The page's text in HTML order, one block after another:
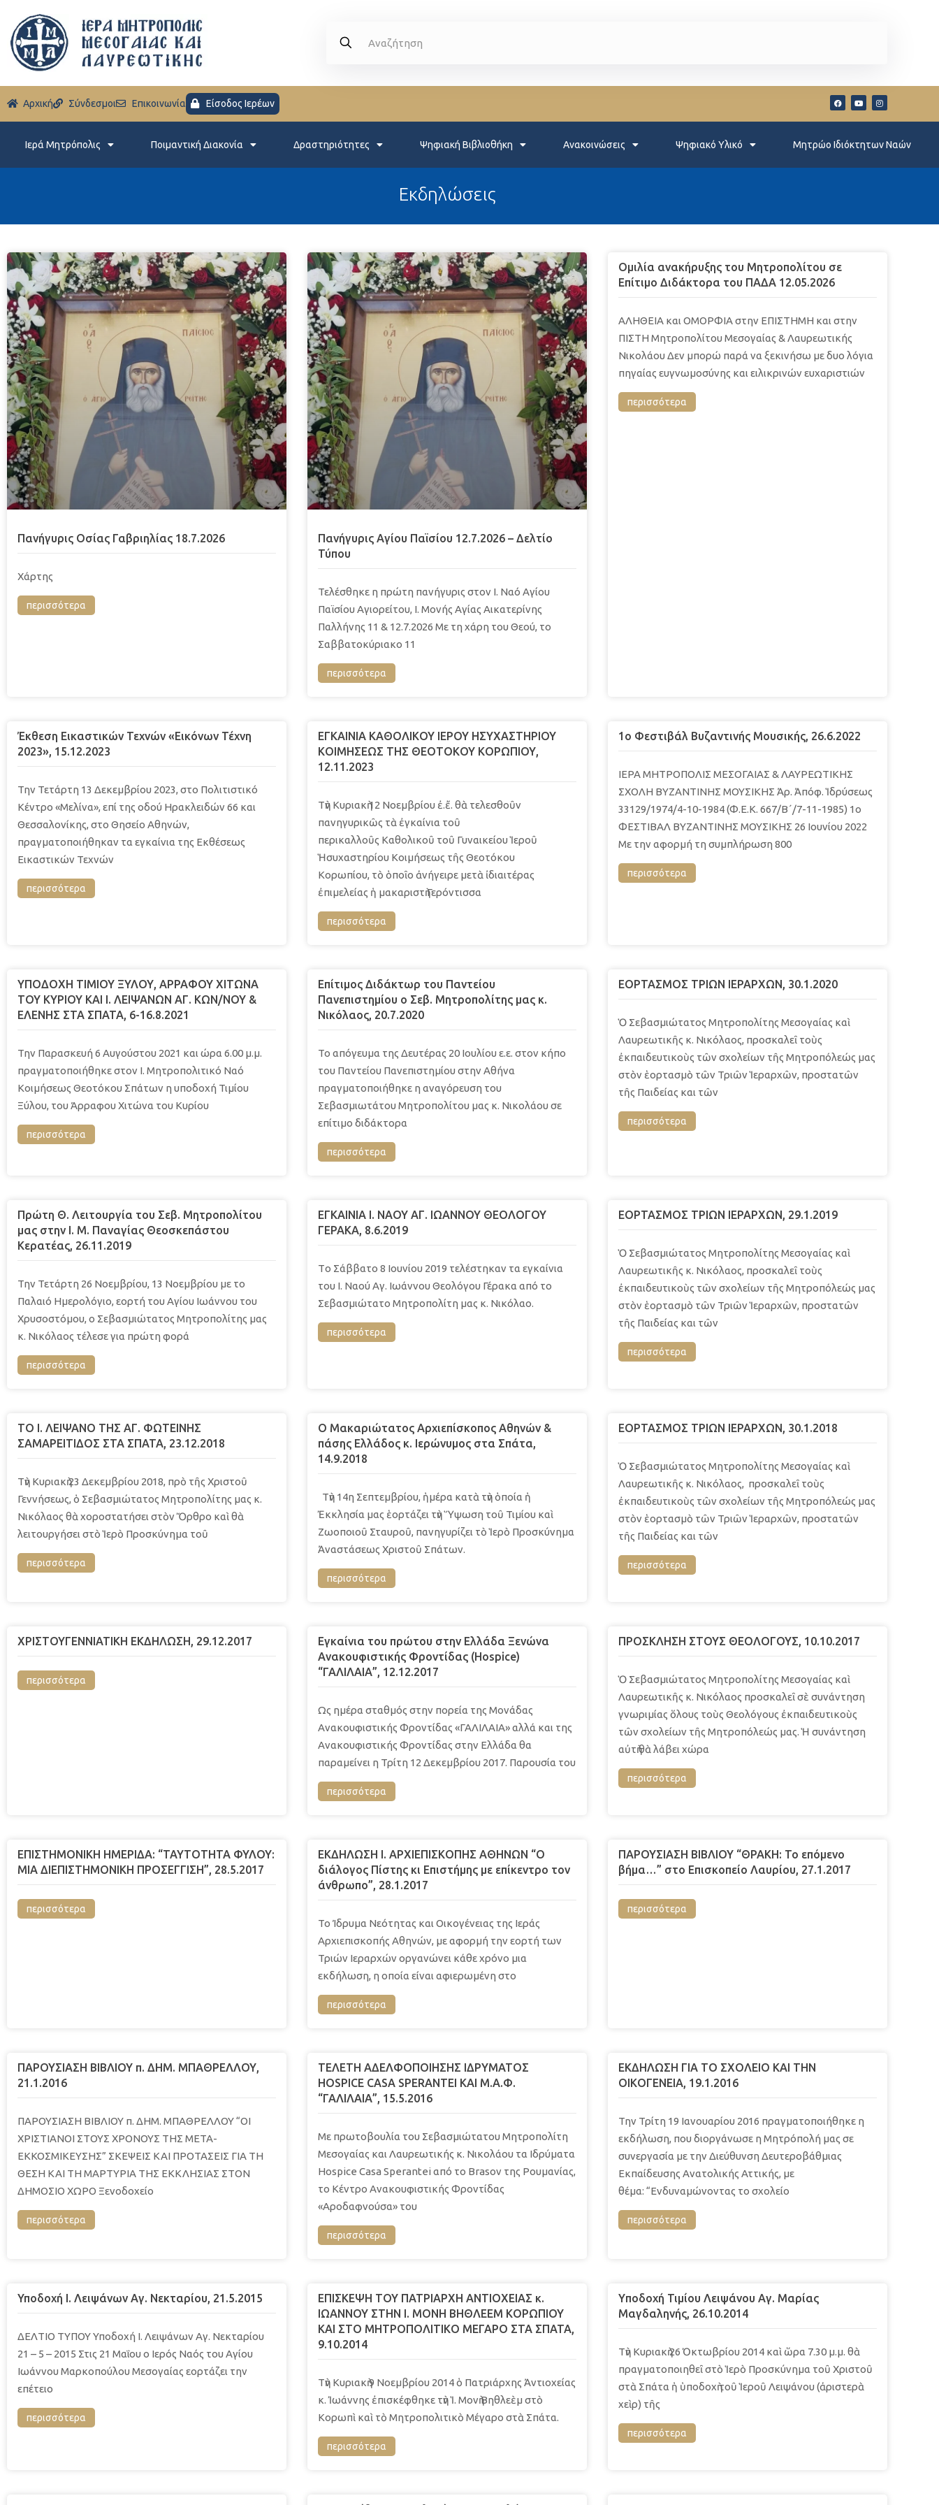
Aρχική Σύνδεσμοι Eπικοινωνία Είσοδος Ιερέων
Ιερά Μητρόπολις Ποιμαντική Διακονία Δραστηριότητες Ψηφιακή Βιβλιοθήκη Ανακοινώσεις Ψηφιακό Υλικό Μητρώο Ιδιόκτητων Ναών
Εκδηλώσεις
Πανήγυρις Οσίας Γαβριηλίας 18.7.2026
Χάρτης
περισσότερα
Πανήγυρις Αγίου Παϊσίου 12.7.2026 – Δελτίο
Τύπου
Τελέσθηκε η πρώτη πανήγυρις στον Ι. Ναό Αγίου
Παϊσίου Αγιορείτου, Ι. Μονής Αγίας Αικατερίνης
Παλλήνης 11 & 12.7.2026 Με τη χάρη του Θεού, το
Σαββατοκύριακο 11
περισσότερα
Ομιλία ανακήρυξης του Μητροπολίτου σε
Επίτιμο Διδάκτορα του ΠΑΔΑ 12.05.2026
ΑΛΗΘΕΙΑ και ΟΜΟΡΦΙΑ στην ΕΠΙΣΤΗΜΗ και στην
ΠΙΣΤΗ Μητροπολίτου Μεσογαίας & Λαυρεωτικής
Νικολάου Δεν μπορώ παρά να ξεκινήσω με δυο λόγια
πηγαίας ευγνωμοσύ­νης και ειλικρινών ευχαριστιών
περισσότερα
Έκθεση Εικαστικών Τεχνών «Εικόνων Τέχνη
2023», 15.12.2023
Την Τετάρτη 13 Δεκεμβρίου 2023, στο Πολιτιστικό
Κέντρο «Μελίνα», επί της οδού Ηρακλειδών 66 και
Θεσσαλονίκης, στο Θησείο Αθηνών,
πραγματοποιήθηκαν τα εγκαίνια της Εκθέσεως
Εικαστικών Τεχνών
περισσότερα
ΕΓΚΑΙΝΙΑ ΚΑΘΟΛΙΚΟΥ ΙΕΡΟΥ ΗΣΥΧΑΣΤΗΡΙΟΥ
ΚΟΙΜΗΣΕΩΣ ΤΗΣ ΘΕΟΤΟΚΟΥ ΚΟΡΩΠΙΟΥ,
12.11.2023
Τὴν Κυριακὴ 12 Νοεμβρίου ἐ.ἔ. θὰ τελεσθοῦν
πανηγυρικῶς τὰ ἐγκαίνια τοῦ
περικαλλοῦς Καθολικοῦ τοῦ Γυναικείου Ἱεροῦ
Ἡσυχαστηρίου Κοιμήσεως τῆς Θεοτόκου
Κορωπίου, τὸ ὁποῖο ἀνήγειρε μετὰ ἰδιαιτέρας
ἐπιμελείας ἡ μακαριστὴ Γερόντισσα
περισσότερα
1o Φεστιβάλ Βυζαντινής Μουσικής, 26.6.2022
ΙΕΡΑ ΜΗΤΡΟΠΟΛΙΣ ΜΕΣΟΓΑΙΑΣ & ΛΑΥΡΕΩΤΙΚΗΣ
ΣΧΟΛΗ ΒΥΖΑΝΤΙΝΗΣ ΜΟΥΣΙΚΗΣ Ἀρ. Ἀπόφ. Ἱδρύσεως
33129/1974/4-10-1984 (Φ.Ε.Κ. 667/Β´/7-11-1985) 1o
ΦΕΣΤΙΒΑΛ ΒΥΖΑΝΤΙΝΗΣ ΜΟΥΣΙΚΗΣ 26 Ιουνίου 2022
Με την αφορμή τη συμπλήρωση 800
περισσότερα
ΥΠΟΔΟΧΗ ΤΙΜΙΟΥ ΞΥΛΟΥ, ΑΡΡΑΦΟΥ ΧΙΤΩΝΑ
ΤΟΥ ΚΥΡΙΟΥ ΚΑΙ Ι. ΛΕΙΨΑΝΩΝ ΑΓ. ΚΩΝ/ΝΟΥ &
ΕΛΕΝΗΣ ΣΤΑ ΣΠΑΤΑ, 6-16.8.2021
Την Παρασκευή 6 Αυγούστου 2021 και ώρα 6.00 μ.μ.
πραγματοποιήθηκε στον Ι. Μητροπολιτικό Ναό
Κοιμήσεως Θεοτόκου Σπάτων η υποδοχή Τιμίου
Ξύλου, του Άρραφου Χιτώνα του Κυρίου
περισσότερα
Επίτιμος Διδάκτωρ του Παντείου
Πανεπιστημίου ο Σεβ. Μητροπολίτης μας κ.
Νικόλαος, 20.7.2020
Το απόγευμα της Δευτέρας 20 Ιουλίου ε.ε. στον κήπο
του Παντείου Πανεπιστημίου στην Αθήνα
πραγματοποιήθηκε η αναγόρευση του
Σεβασμιωτάτου Μητροπολίτου μας κ. Νικολάου σε
επίτιμο διδάκτορα
περισσότερα
ΕΟΡΤΑΣΜΟΣ ΤΡΙΩΝ ΙΕΡΑΡΧΩΝ, 30.1.2020
Ὁ Σεβασμιώτατος Μητροπολίτης Μεσογαίας καὶ
Λαυρεωτικῆς κ. Νικόλαος, προσκαλεῖ τοὺς
ἐκπαιδευτικοὺς τῶν σχολείων τῆς Μητροπόλεώς μας
στὸν ἑορτασμὸ τῶν Τριῶν Ἱεραρχῶν, προστατῶν
τῆς Παιδείας και τῶν
περισσότερα
Πρώτη Θ. Λειτουργία του Σεβ. Μητροπολίτου
μας στην Ι. Μ. Παναγίας Θεοσκεπάστου
Κερατέας, 26.11.2019
Την Τετάρτη 26 Νοεμβρίου, 13 Νοεμβρίου με το
Παλαιό Ημερολόγιο, εορτή του Αγίου Ιωάννου του
Χρυσοστόμου, ο Σεβασμιώτατος Μητροπολίτης μας
κ. Νικόλαος τέλεσε για πρώτη φορά
περισσότερα
EΓΚΑΙΝΙΑ Ι. ΝΑΟΥ ΑΓ. ΙΩΑΝΝΟΥ ΘΕΟΛΟΓΟΥ
ΓΕΡΑΚΑ, 8.6.2019
Τo Σάββατο 8 Ιουνίου 2019 τελέστηκαν τα εγκαίνια
του Ι. Ναού Αγ. Ιωάννου Θεολόγου Γέρακα από το
Σεβασμιώτατο Μητροπολίτη μας κ. Νικόλαο.
περισσότερα
ΕΟΡΤΑΣΜΟΣ ΤΡΙΩΝ ΙΕΡΑΡΧΩΝ, 29.1.2019
Ὁ Σεβασμιώτατος Μητροπολίτης Μεσογαίας καὶ
Λαυρεωτικῆς κ. Νικόλαος, προσκαλεῖ τοὺς
ἐκπαιδευτικοὺς τῶν σχολείων τῆς Μητροπόλεώς μας
στὸν ἑορτασμὸ τῶν Τριῶν Ἱεραρχῶν, προστατῶν
τῆς Παιδείας και τῶν
περισσότερα
ΤΟ Ι. ΛΕΙΨΑΝΟ ΤΗΣ ΑΓ. ΦΩΤΕΙΝΗΣ
ΣΑΜΑΡΕΙΤΙΔΟΣ ΣΤΑ ΣΠΑΤΑ, 23.12.2018
Τὴν Κυριακὴ 23 Δεκεμβρίου 2018, πρὸ τῆς Χριστοῦ
Γεννήσεως, ὁ Σεβασμιώτατος Μητροπολίτης μας κ.
Νικόλαος θὰ χοροστατήσει στὸν Ὄρθρο καὶ θὰ
λειτουργήσει στὸ Ἱερὸ Προσκύνημα τοῦ
περισσότερα
Ο Μακαριώτατος Αρχιεπίσκοπος Αθηνών &
πάσης Ελλάδος κ. Ιερώνυμος στα Σπάτα,
14.9.2018
Τὴν 14η Σεπτεμβρίου, ἡμέρα κατὰ τὴν ὁποία ἡ
Ἐκκλησία μας ἑορτάζει τὴν Ὕψωση τοῦ Τιμίου καὶ
Ζωοποιοῦ Σταυροῦ, πανηγυρίζει τὸ Ἱερὸ Προσκύνημα
Ἀναστάσεως Χριστοῦ Σπάτων.
περισσότερα
ΕΟΡΤΑΣΜΟΣ ΤΡΙΩΝ ΙΕΡΑΡΧΩΝ, 30.1.2018
Ὁ Σεβασμιώτατος Μητροπολίτης Μεσογαίας καὶ
Λαυρεωτικῆς κ. Νικόλαος, προσκαλεῖ τοὺς
ἐκπαιδευτικοὺς τῶν σχολείων τῆς Μητροπόλεώς μας
στὸν ἑορτασμὸ τῶν Τριῶν Ἱεραρχῶν, προστατῶν
τῆς Παιδείας και τῶν
περισσότερα
ΧΡΙΣΤΟΥΓΕΝΝΙΑΤΙΚΗ ΕΚΔΗΛΩΣΗ, 29.12.2017
περισσότερα
Εγκαίνια του πρώτου στην Ελλάδα Ξενώνα
Ανακουφιστικής Φροντίδας (Hospice)
“ΓΑΛΙΛΑΙΑ”, 12.12.2017
Ως ημέρα σταθμός στην πορεία της Μονάδας
Ανακουφιστικής Φροντίδας «ΓΑΛΙΛΑΙΑ» αλλά και της
Ανακουφιστικής Φροντίδας στην Ελλάδα θα
παραμείνει η Τρίτη 12 Δεκεμβρίου 2017. Παρουσία του
περισσότερα
ΠΡΟΣΚΛΗΣΗ ΣΤΟΥΣ ΘΕΟΛΟΓΟΥΣ, 10.10.2017
Ὁ Σεβασμιώτατος Μητροπολίτης Μεσογαίας καὶ
Λαυρεωτικῆς κ. Νικόλαος προσκαλεῖ σὲ συνάντηση
γνωριμίας ὅλους τοὺς Θεολόγους ἐκπαιδευτικοὺς
τῶν σχολείων τῆς Μητροπόλεώς μας. Ἡ συνάντηση
αὐτὴ θὰ λάβει χώρα
περισσότερα
ΕΠΙΣΤΗΜΟΝΙΚΗ HMEΡΙΔΑ: “ΤΑΥΤΟΤΗΤΑ ΦΥΛΟΥ:
ΜΙΑ ΔΙΕΠΙΣΤΗΜΟΝΙΚΗ ΠΡΟΣΕΓΓΙΣΗ”, 28.5.2017
περισσότερα
ΕΚΔΗΛΩΣΗ Ι. ΑΡΧΙΕΠΙΣΚΟΠΗΣ ΑΘΗΝΩΝ “Ο
διάλογος Πίστης κι Επιστήμης με επίκεντρο τον
άνθρωπο”, 28.1.2017
Το Ίδρυμα Νεότητας και Οικογένειας της Ιεράς
Αρχιεπισκοπής Αθηνών, με αφορμή την εορτή των
Τριών Ιεραρχών οργανώνει κάθε χρόνο μια
εκδήλωση, η οποία είναι αφιερωμένη στο
περισσότερα
ΠΑΡΟΥΣΙΑΣΗ ΒΙΒΛΙΟΥ “ΘΡΑΚΗ: Το επόμενο
βήμα…” στο Επισκοπείο Λαυρίου, 27.1.2017
περισσότερα
ΠΑΡΟΥΣΙΑΣΗ ΒΙΒΛΙΟΥ π. ΔΗΜ. ΜΠΑΘΡΕΛΛΟΥ,
21.1.2016
ΠΑΡΟΥΣΙΑΣΗ ΒΙΒΛΙΟΥ π. ΔΗΜ. ΜΠΑΘΡΕΛΛΟΥ “ΟΙ
ΧΡΙΣΤΙΑΝΟΙ ΣΤΟΥΣ ΧΡΟΝΟΥΣ ΤΗΣ ΜΕΤΑ-
ΕΚΚΟΣΜΙΚΕΥΣΗΣ” ΣΚΕΨΕΙΣ ΚΑΙ ΠΡΟΤΑΣΕΙΣ ΓΙΑ ΤΗ
ΘΕΣΗ ΚΑΙ ΤΗ ΜΑΡΤΥΡΙΑ ΤΗΣ ΕΚΚΛΗΣΙΑΣ ΣΤΟΝ
ΔΗΜΟΣΙΟ ΧΩΡΟ Ξενοδοχείο
περισσότερα
ΤΕΛΕΤΗ ΑΔΕΛΦΟΠΟΙΗΣΗΣ ΙΔΡΥΜΑΤΟΣ
HOSPICE CASA SPERANTEI ΚΑΙ Μ.Α.Φ.
“ΓΑΛΙΛΑΙΑ”, 15.5.2016
Με πρωτοβουλία του Σεβασμιώτατου Μητροπολίτη
Μεσογαίας και Λαυρεωτικής κ. Νικολάου τα Ιδρύματα
Hospice Casa Sperantei από το Brasov της Ρουμανίας,
το Κέντρο Ανακουφιστικής Φροντίδας
«Αροδαφνούσα» του
περισσότερα
ΕΚΔΗΛΩΣΗ ΓΙΑ ΤΟ ΣΧΟΛΕΙΟ ΚΑΙ ΤΗΝ
ΟΙΚΟΓΕΝΕΙΑ, 19.1.2016
Την Τρίτη 19 Ιανουαρίου 2016 πραγματοποιήθηκε η
εκδήλωση, που διοργάνωσε η Μητρόπολή μας σε
συνεργασία με την Διεύθυνση Δευτεροβάθμιας
Εκπαίδευσης Ανατολικής Αττικής, με
θέμα: “Ενδυναμώνοντας το σχολείο
περισσότερα
Υποδοχή Ι. Λειψάνων Αγ. Νεκταρίου, 21.5.2015
ΔΕΛΤΙΟ ΤΥΠΟΥ Υποδοχή Ι. Λειψάνων Αγ. Νεκταρίου
21 – 5 – 2015 Στις 21 Μαΐου ο Ιερός Ναός του Αγίου
Ιωάννου Μαρκοπούλου Μεσογαίας εορτάζει την
επέτειο
περισσότερα
ΕΠΙΣΚΕΨΗ ΤΟΥ ΠΑΤΡΙΑΡΧΗ ΑΝΤΙΟΧΕΙΑΣ κ.
ΙΩΑΝΝΟΥ ΣΤΗΝ Ι. ΜΟΝΗ ΒΗΘΛΕΕΜ ΚΟΡΩΠΙΟΥ
ΚΑΙ ΣΤΟ ΜΗΤΡΟΠΟΛΙΤΙΚΟ ΜΕΓΑΡΟ ΣΤΑ ΣΠΑΤΑ,
9.10.2014
Τὴν Κυριακὴ 9 Νοεμβρίου 2014 ὁ Πατριάρχης Ἀντιοχείας
κ. Ἰωάννης ἐπισκέφθηκε τὴν Ἱ. Μονὴ Βηθλεὲμ στὸ
Κορωπὶ καὶ τὸ Μητροπολιτικὸ Μέγαρο στὰ Σπάτα.
περισσότερα
Yποδοχή Τιμίου Λειψάνου Αγ. Μαρίας
Μαγδαληνής, 26.10.2014
Τὴν Κυριακὴ 26 Ὀκτωβρίου 2014 καὶ ὥρα 7.30 μ.μ. θὰ
πραγματοποιηθεῖ στὸ Ἱερὸ Προσκύνημα τοῦ Χριστοῦ
στὰ Σπάτα ἡ ὑποδοχὴ τοῦ Ἱεροῦ Λειψάνου (ἀριστερὰ
χεὶρ) τῆς
περισσότερα